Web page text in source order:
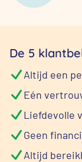
De 5
Altijd een
Eén
Liefdevolle
Geen
Altijd